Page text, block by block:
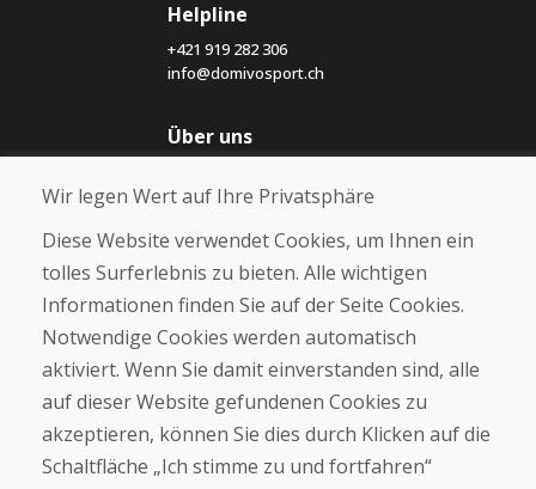
Helpline
+421 919 282 306
info@domivosport.ch
Über uns
Über uns
Kontakt
Kaufen
E-Shop
Geschäftsbedingungen
Zahlung
Beschwerde
Rückgabe und Umtausch von Waren
Wir legen Wert auf Ihre Privatsphäre
Diese Website verwendet Cookies, um Ihnen ein
tolles Surferlebnis zu bieten. Alle wichtigen
Informationen finden Sie auf der Seite Cookies.
Notwendige Cookies werden automatisch
aktiviert. Wenn Sie damit einverstanden sind, alle
auf dieser Website gefundenen Cookies zu
akzeptieren, können Sie dies durch Klicken auf die
Schaltfläche „Ich stimme zu und fortfahren“